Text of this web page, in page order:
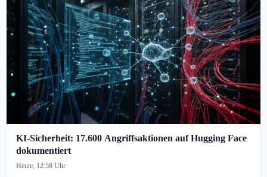
KI-Sicherheit: 17.600 Angriffsaktionen auf Hugging Face
dokumentiert
Heute, 12:58 Uhr